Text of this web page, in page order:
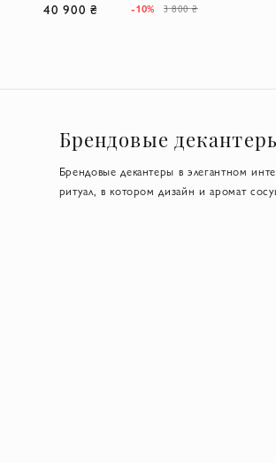
40 900 ₴ -10% 3 800 ₴
Брендовые
Брендовые декантеры в элегантном
ритуал, в котором дизайн и аромат
подобранный аромат по всему